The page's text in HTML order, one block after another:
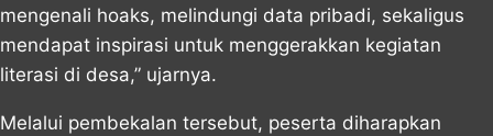
mengenali hoaks, melindungi data pribadi, sekaligus
mendapat inspirasi untuk menggerakkan kegiatan
literasi di desa,” ujarnya.
Melalui pembekalan tersebut, peserta diharapkan